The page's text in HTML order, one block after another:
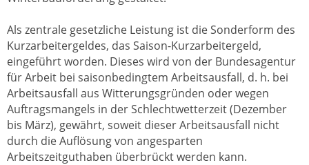
Als zentrale gesetzliche Leistung ist die Sonderform des
Kurzarbeitergeldes, das Saison-Kurzarbeitergeld,
eingeführt worden. Dieses wird von der Bundesagentur
für Arbeit bei saisonbedingtem Arbeitsausfall, d. h. bei
Arbeitsausfall aus Witterungsgründen oder wegen
Auftragsmangels in der Schlechtwetterzeit (Dezember
bis März), gewährt, soweit dieser Arbeitsausfall nicht
durch die Auflösung von angesparten
Arbeitszeitguthaben überbrückt werden kann.